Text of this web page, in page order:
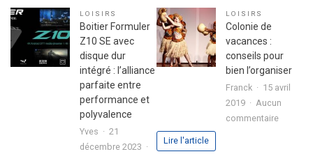
réussir
son
premier
investissement
immobilier
en
toute
LOISIRS
Boitier Formuler
Z10 SE avec
disque dur
intégré : l’alliance
parfaite entre
performance et
polyvalence
Yves
21
décembre 2023
LOISIRS
Colonie de
vacances :
conseils pour
bien l’organiser
Franck
15 avril
2019
Aucun
commentairesur
Lire l'article